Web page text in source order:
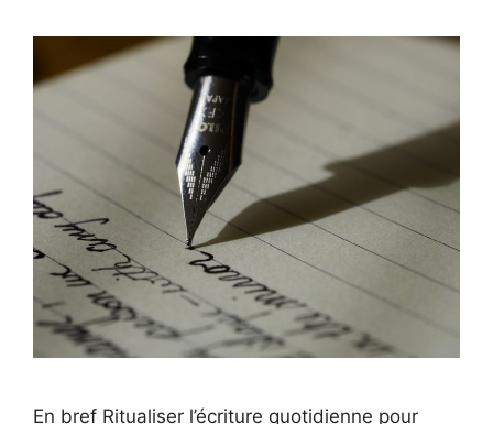
En bref Ritualiser l’écriture quotidienne pour